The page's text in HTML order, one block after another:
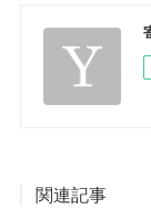
関連記事